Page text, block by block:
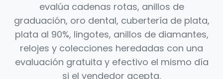
evalúa cadenas rotas, anillos de
graduación, oro dental, cubertería de plata,
plata al 90%, lingotes, anillos de diamantes,
relojes y colecciones heredadas con una
evaluación gratuita y efectivo el mismo día
si el vendedor acepta.